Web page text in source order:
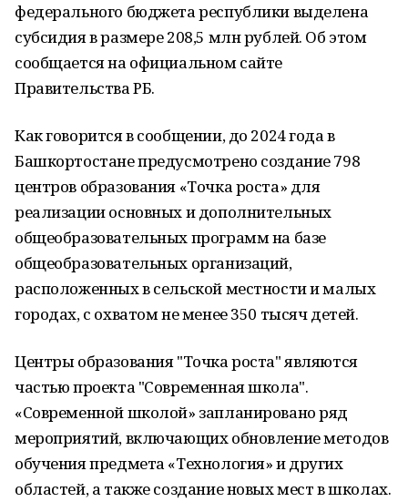
федерального бюджета республики выделена
субсидия в размере 208,5 млн рублей. Об этом
сообщается на официальном сайте
Правительства РБ.
Как говорится в сообщении, до 2024 года в
Башкортостане предусмотрено создание 798
центров образования «Точка роста» для
реализации основных и дополнительных
общеобразовательных программ на базе
общеобразовательных организаций,
расположенных в сельской местности и малых
городах, с охватом не менее 350 тысяч детей.
Центры образования "Точка роста" являются
частью проекта "Современная школа".
«Современной школой» запланировано ряд
мероприятий, включающих обновление методов
обучения предмета «Технология» и других
областей, а также создание новых мест в школах.